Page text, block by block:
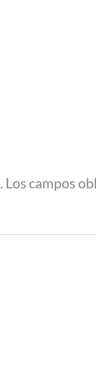
Los campos